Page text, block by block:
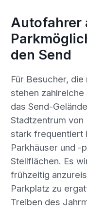
Autofahrer
den Send
Für Besucher, die
stehen
das Send-
Stadtzentrum
stark frequentiert
Parkhäuser und -
Stellflächen. Es
frühzeitig
Parkplatz zu
Treiben des